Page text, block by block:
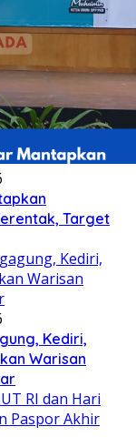
Target
Kediri,
Warisan